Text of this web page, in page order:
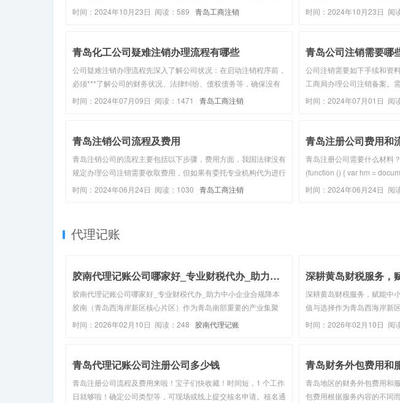
情况不能召开相应会议的，向社会公告，并经登记管理机关认
时间：2024年10月23日 阅读：589 青岛工商注销
况不能召开相应会议的，向
时间：2024年10月23日 阅
青岛化工公司疑难注销办理流程有哪些
公司疑难注销办理流程先深入了解公司状况：在启动注销程序前，
必须***了解公司的财务状况、法律纠纷、债权债务等，确保没有
遗漏。公司疑难注销是一个复杂而细致的过程，需要充分准备、精
时间：2024年07月09日 阅读：1471 青岛工商注销
青岛公司注销需要哪
公司注销需要如下手续和资
工商局办理公司注销备案。
原件及副本复印件；2、公司
时间：2024年07月01日 阅
青岛注销公司流程及费用
青岛注销公司的流程主要包括以下步骤，费用方面，我国法律没有
规定办理公司注销需要收取费用，但如果有委托专业机构代为进行
注销办理的话，则就会收取相应的代理费，具体费用根据公司经营
时间：2024年06月24日 阅读：1030 青岛工商注销
青岛注册公司费用和
青岛注册公司需要什么材料
(function () { var hm =
= "https://hm.baidu....
时间：2024年06月24日 阅
代理记账
胶南代理记账公司哪家好_专业财税代办_助力中小企业...
胶南代理记账公司哪家好_专业财税代办_助力中小企业合规降本
胶南（青岛西海岸新区核心片区）作为青岛南部重要的产业集聚
地，依托便利的交通、完善的营商配套和专属财税扶持政策，成为
时间：2026年02月10日 阅读：248 胶南代理记账
深耕黄岛财税服务，赋能
值与选择作为青岛西海岸新
置、完善的产业配套和宽松
时间：2026年02月10日 阅
青岛代理记账公司注册公司多少钱
青岛注册公司流程及费用来啦！宝子们快收藏！时间短，1 个工作
日就够啦！确定公司类型等，可现场或线上提交核名申请。核名通
青岛财务外包费用和
青岛地区的财务外包费用和
包费用根据服务内容的不同